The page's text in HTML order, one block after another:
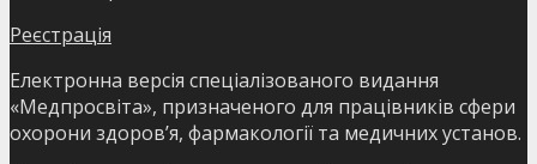
Реєстрація
Електронна версія спеціалізованого видання
«Медпросвіта», призначеного для працівників сфери
охорони здоров’я, фармакології та медичних установ.